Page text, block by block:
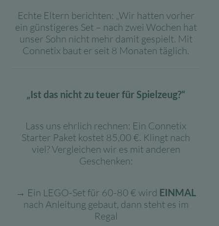
Echte Eltern berichten: „Wir hatten vorher
ein günstigeres Set – nach zwei Wochen hat
unser Sohn nicht mehr damit gespielt. Mit
Connetix baut er seit 8 Monaten täglich.
„Ist das nicht zu teuer für Spielzeug?“
Lass uns ehrlich rechnen: Ein Connetix
Starter Paket kostet 85,00 €. Klingt nach
viel? Vergleichen wir es mit anderen
Geschenken:
→ Ein LEGO-Set für 60-80 € wird EINMAL
nach Anleitung gebaut, dann steht es im
Regal